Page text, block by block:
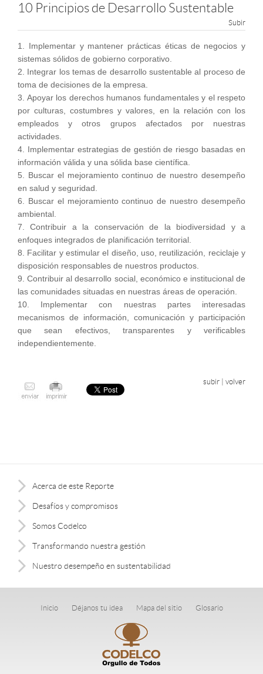
Acerca de este Reporte
Desafíos y compromisos
Somos Codelco
Transformando nuestra gestión
Nuestro desempeño en sustentabilidad
10 Principios de Desarrollo Sustentable
Subir
1. Implementar y mantener prácticas éticas de negocios y
sistemas sólidos de gobierno corporativo.
2. Integrar los temas de desarrollo sustentable al proceso de
toma de decisiones de la empresa.
3. Apoyar los derechos humanos fundamentales y el respeto
por culturas, costumbres y valores, en la relación con los
empleados y otros grupos afectados por nuestras
actividades.
4. Implementar estrategias de gestión de riesgo basadas en
información válida y una sólida base científica.
5. Buscar el mejoramiento continuo de nuestro desempeño
en salud y seguridad.
6. Buscar el mejoramiento continuo de nuestro desempeño
ambiental.
7. Contribuir a la conservación de la biodiversidad y a
enfoques integrados de planificación territorial.
8. Facilitar y estimular el diseño, uso, reutilización, reciclaje y
disposición responsables de nuestros productos.
9. Contribuir al desarrollo social, económico e institucional de
las comunidades situadas en nuestras áreas de operación.
10. Implementar con nuestras partes interesadas
mecanismos de información, comunicación y participación
que sean efectivos, transparentes y verificables
independientemente.
subir volver
Inicio Déjanos tu idea Mapa del sitio Glosario